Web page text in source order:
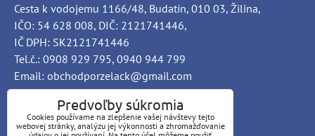
Cesta k vodojemu 1166/48, Budatín, 010 03, Žilina,
IČO: 54 628 008, DIČ: 2121741446,
IČ DPH: SK2121741446
Tel.č.: 0908 929 795, 0940 944 799
Email: obchodporzelack@gmail.com
INFO
Predvoľby súkromia
Cookies používame na zlepšenie vašej návštevy tejto
webovej stránky, analýzu jej výkonnosti a zhromažďovanie